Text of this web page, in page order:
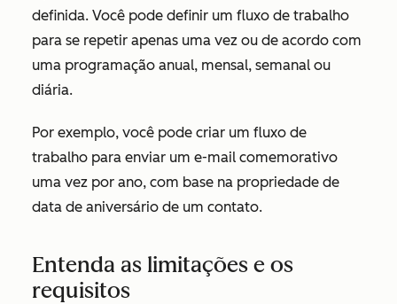
definida. Você pode definir um fluxo de trabalho
para se repetir apenas uma vez ou de acordo com
uma programação anual, mensal, semanal ou
diária.
Por exemplo, você pode criar um fluxo de
trabalho para enviar um e-mail comemorativo
uma vez por ano, com base na propriedade de
data de aniversário de um contato.
Entenda as limitações e os
requisitos